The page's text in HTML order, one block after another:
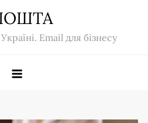
Email для бізнесу